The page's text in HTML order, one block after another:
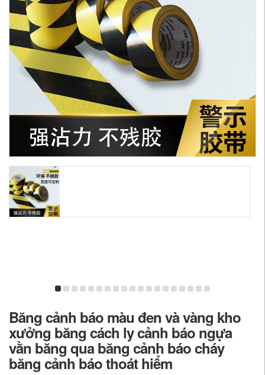
Băng cảnh báo màu đen và vàng kho
xưởng băng cách ly cảnh báo ngựa
vằn băng qua băng cảnh báo cháy
băng cảnh báo thoát hiểm